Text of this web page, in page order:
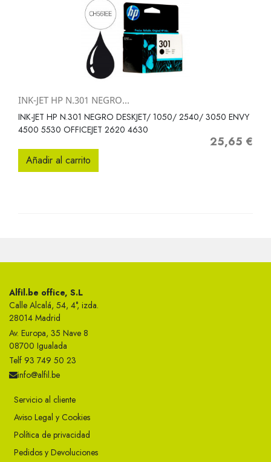
INK-JET HP N.301 NEGRO...
INK-JET HP N.301 NEGRO DESKJET/ 1050/ 2540/ 3050 ENVY
4500 5530 OFFICEJET 2620 4630
Precio
25,65 €
Añadir al carrito
Alfil.be office, S.L
Calle Alcalá, 54, 4°, izda.
28014 Madrid
Av. Europa, 35 Nave 8
08700 Igualada
Telf 93 749 50 23
info@alfil.be
Servicio al cliente
Aviso Legal y Cookies
Política de privacidad
Pedidos y Devoluciones